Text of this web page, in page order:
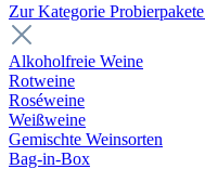
Zur Kategorie Probierpakete
Alkoholfreie Weine
Rotweine
Roséweine
Weißweine
Gemischte Weinsorten
Bag-in-Box